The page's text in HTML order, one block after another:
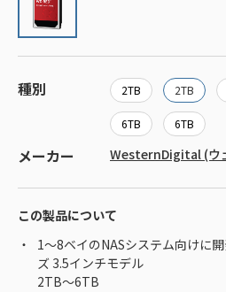
種別 2TB 2TB
6TB 6TB
メーカー WesternDigital (ウ
この製品について
1～8ベイのNASシステム向けに
ズ 3.5インチモデル
2TB～6TB